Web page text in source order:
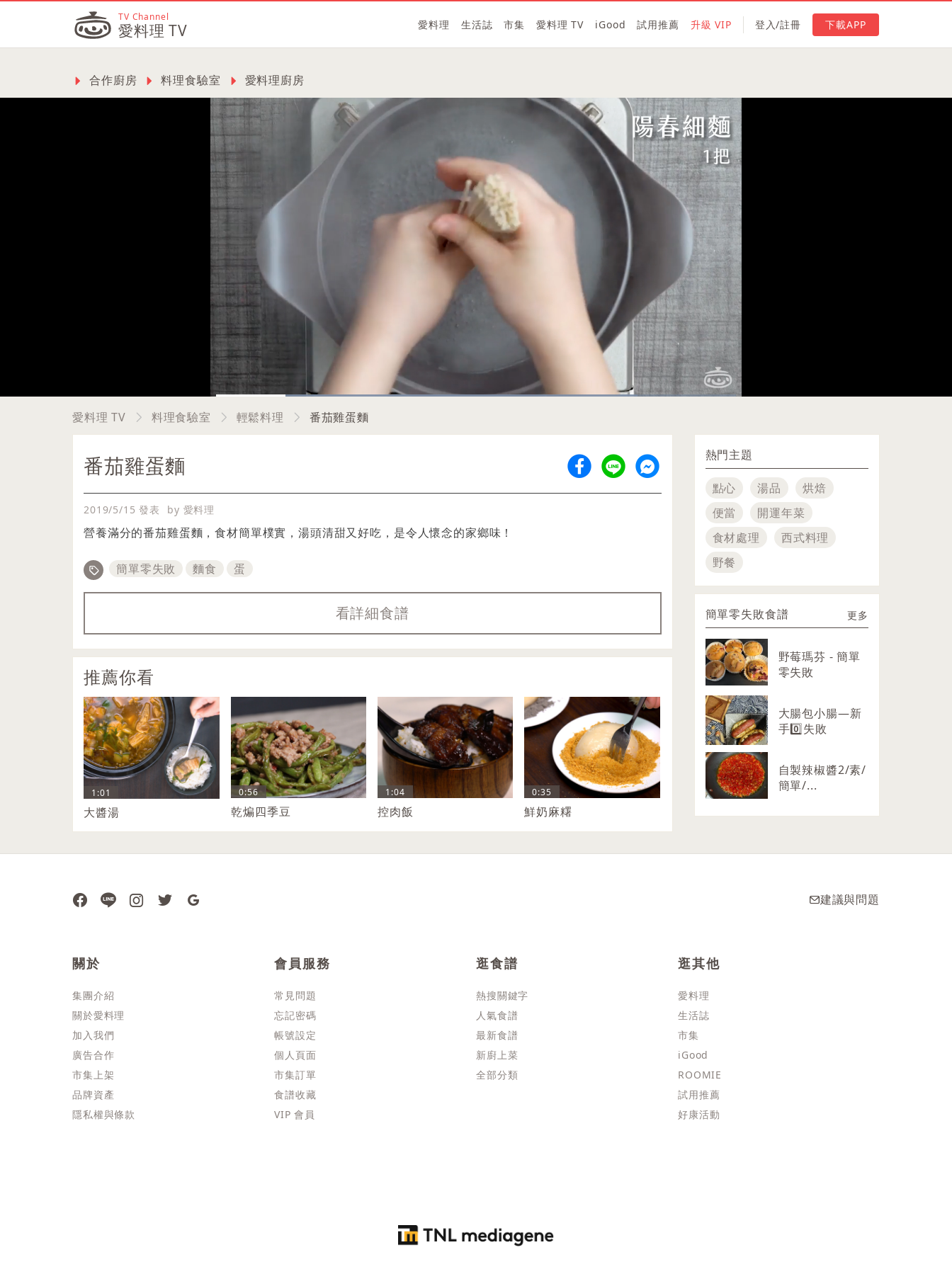
TV Channel
愛料理 TV 愛料理 生活誌 市集 愛料理 TV iGood 試用推薦 升級 VIP 登入/註冊 下載APP
合作廚房 料理食驗室 愛料理廚房
PauseUnmute
Time
Loaded:
愛料理 TV 料理食驗室 輕鬆料理 番茄雞蛋麵
番茄雞蛋麵
2019/5/15 發表 by 愛料理
營養滿分的番茄雞蛋麵，食材簡單樸實，湯頭清甜又好吃，是令人懷念的家鄉味！
簡單零失敗 麵食 蛋
看詳細食譜
推薦你看
1:01
大醬湯
0:56
乾煸四季豆
1:04
控肉飯
0:35
鮮奶麻糬
熱門主題
點心 湯品
烘焙
便當
開運年菜
食材處理
西式料理
野餐
簡單零失敗食譜 更多
野莓瑪芬 - 簡單
零失敗
大腸包小腸—新
手0️⃣失敗
自製辣椒醬2/素/
簡單/...
建議與問題
關於
集團介紹
關於愛料理
加入我們
廣告合作
市集上架
品牌資產
隱私權與條款
會員服務
常見問題
忘記密碼
帳號設定
個人頁面
市集訂單
食譜收藏
VIP 會員
逛食譜
熱搜關鍵字
人氣食譜
最新食譜
新廚上菜
全部分類
逛其他
愛料理
生活誌
市集
iGood
ROOMIE
試用推薦
好康活動